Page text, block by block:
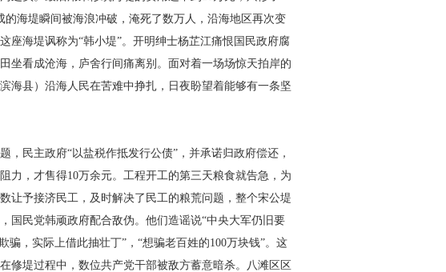
的海堤瞬间被海浪冲破，淹死了数万人，沿海地区再次变
座海堤讽称为“韩小堤”。开明绅士杨芷江痛恨国民政府腐
坐看成沧海，庐舍行间痛离别。面对着一场场惊天拍岸的
海县）沿海人民在苦难中挣扎，日夜盼望着能够有一条坚
民主政府“以盐税作抵发行公债”，并承诺归政府偿还，
力，才售得10万余元。工程开工的第三天粮食就告急，为
让予接济民工，及时解决了民工的粮荒问题，整个宋公堤
国民党韩顽政府配合敌伪。他们造谣说“中央大军仍旧要
骗，实际上借此抽壮丁”，“想骗老百姓的100万块钱”。这
修堤过程中，数位共产党干部被敌方蓄意暗杀。八滩区区